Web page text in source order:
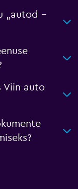
„autod –
Viin auto